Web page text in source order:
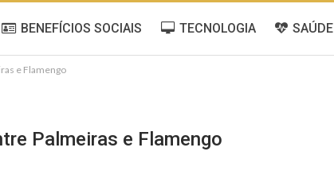
BENEFÍCIOS SOCIAIS TECNOLOGIA SAÚDE
e Flamengo
Palmeiras e Flamengo